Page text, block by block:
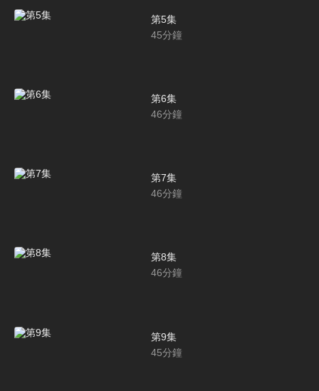
第5集
45分鐘
第6集
46分鐘
第7集
46分鐘
第8集
46分鐘
第9集
45分鐘